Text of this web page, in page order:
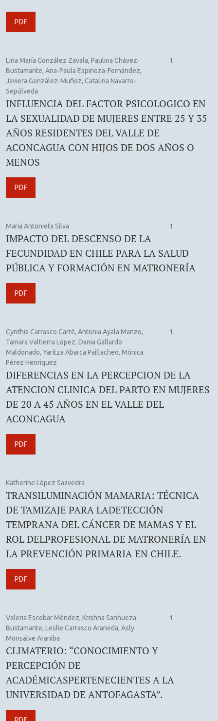
PDF
Lina María González Zavala, Paulina Chávez-
Bustamante, Ana-Paula Espinoza-Fernández,
Javiera González-Muñoz, Catalina Navarro-
Sepúlveda
1
INFLUENCIA DEL FACTOR PSICOLOGICO EN
LA SEXUALIDAD DE MUJERES ENTRE 25 Y 35
AÑOS RESIDENTES DEL VALLE DE
ACONCAGUA CON HIJOS DE DOS AÑOS O
MENOS
PDF
Maria Antonieta Silva 1
IMPACTO DEL DESCENSO DE LA
FECUNDIDAD EN CHILE PARA LA SALUD
PÚBLICA Y FORMACIÓN EN MATRONERÍA
PDF
Cynthia Carrasco Carré, Antonia Ayala Manzo,
Tamara Valtierra López, Dania Gallardo
Maldonado, Yaritza Abarca Paillacheo, Mónica
Pérez Henriquez
1
DIFERENCIAS EN LA PERCEPCION DE LA
ATENCION CLINICA DEL PARTO EN MUJERES
DE 20 A 45 AÑOS EN EL VALLE DEL
ACONCAGUA
PDF
Katherine López Saavedra
TRANSILUMINACIÓN MAMARIA: TÉCNICA
DE TAMIZAJE PARA LADETECCIÓN
TEMPRANA DEL CÁNCER DE MAMAS Y EL
ROL DELPROFESIONAL DE MATRONERÍA EN
LA PREVENCIÓN PRIMARIA EN CHILE.
PDF
Valeria Escobar Méndez, Krishna Sanhueza
Bustamante, Leslie Carrasco Araneda, Asly
Monsalve Araniba
1
CLIMATERIO: “CONOCIMIENTO Y
PERCEPCIÓN DE
ACADÉMICASPERTENECIENTES A LA
UNIVERSIDAD DE ANTOFAGASTA”.